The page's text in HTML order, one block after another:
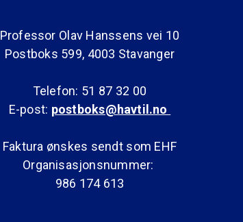
Professor Olav Hanssens vei 10
Postboks 599, 4003 Stavanger
Telefon: 51 87 32 00
E-post: postboks@havtil.no
Faktura ønskes sendt som EHF
Organisasjonsnummer:
986 174 613